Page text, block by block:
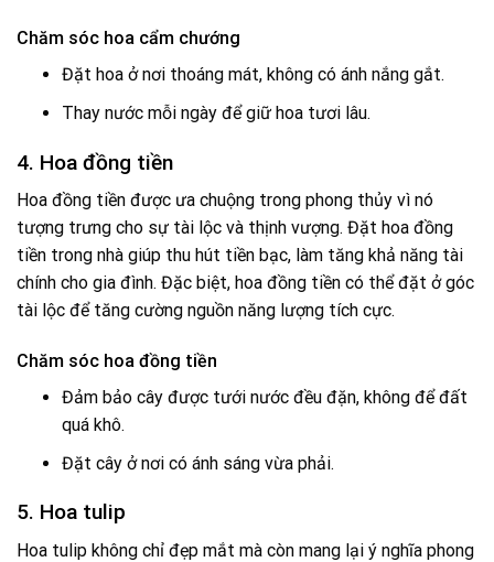
Chăm sóc hoa cẩm chướng
Đặt hoa ở nơi thoáng mát, không có ánh nắng gắt.
Thay nước mỗi ngày để giữ hoa tươi lâu.
4. Hoa đồng tiền
Hoa đồng tiền được ưa chuộng trong phong thủy vì nó
tượng trưng cho sự tài lộc và thịnh vượng. Đặt hoa đồng
tiền trong nhà giúp thu hút tiền bạc, làm tăng khả năng tài
chính cho gia đình. Đặc biệt, hoa đồng tiền có thể đặt ở góc
tài lộc để tăng cường nguồn năng lượng tích cực.
Chăm sóc hoa đồng tiền
Đảm bảo cây được tưới nước đều đặn, không để đất
quá khô.
Đặt cây ở nơi có ánh sáng vừa phải.
5. Hoa tulip
Hoa tulip không chỉ đẹp mắt mà còn mang lại ý nghĩa phong